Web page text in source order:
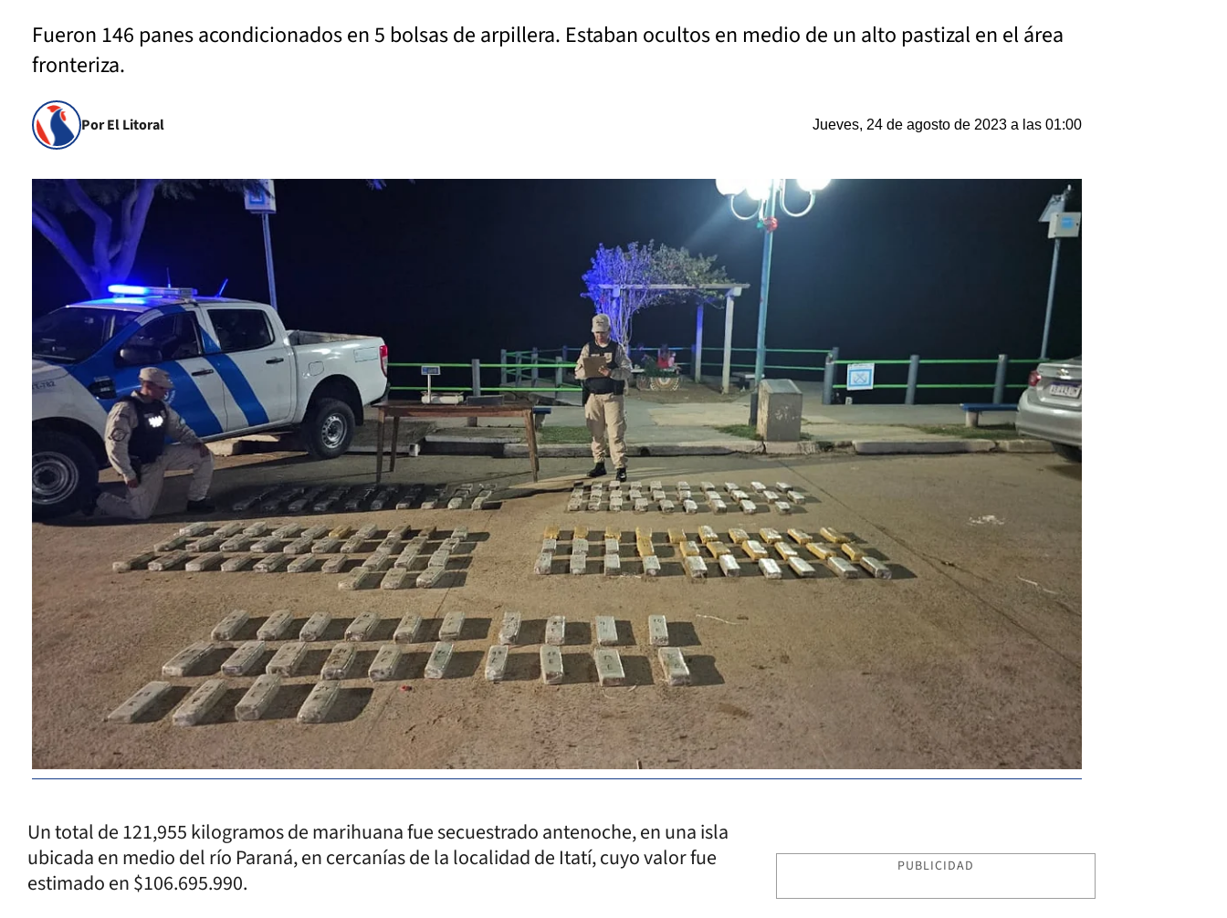
Fueron 146 panes acondicionados en 5 bolsas de arpillera. Estaban ocultos en medio de un alto pastizal en el área
fronteriza.
Por El Litoral Jueves, 24 de agosto de 2023 a las 01:00
Un total de 121,955 kilogramos de marihuana fue secuestrado antenoche, en una isla
ubicada en medio del río Paraná, en cercanías de la localidad de Itatí, cuyo valor fue
estimado en $106.695.990.
PUBLICIDAD